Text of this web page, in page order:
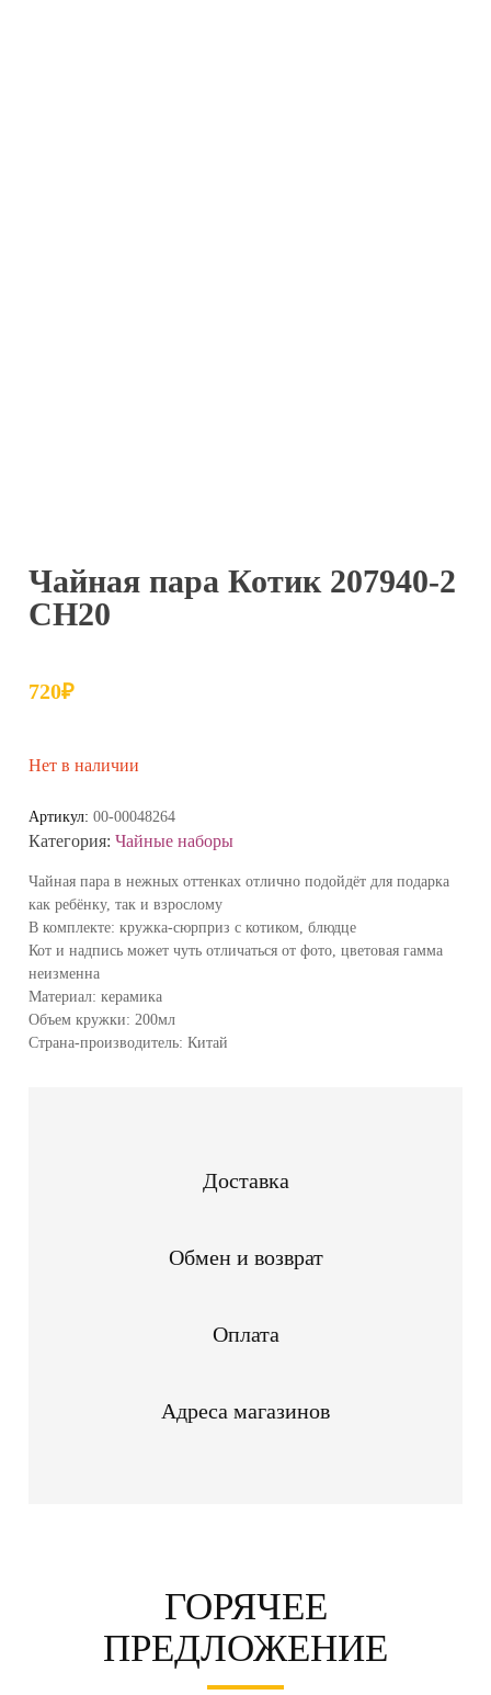
Чайная пара Котик 207940-2
СН20
720₽
Нет в наличии
Артикул:00-00048264
Категория:Чайные наборы
Чайная пара в нежных оттенках отлично подойдёт для подарка
как ребёнку, так и взрослому
В комплекте: кружка-сюрприз с котиком, блюдце
Кот и надпись может чуть отличаться от фото, цветовая гамма
неизменна
Материал: керамика
Объем кружки: 200мл
Страна-производитель: Китай
Доставка
Обмен и возврат
Оплата
Адреса магазинов
ГОРЯЧЕЕ
ПРЕДЛОЖЕНИЕ